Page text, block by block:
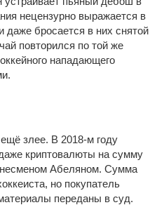
нецензурно выражается в
даже бросается в них снятой
повторился по той же
нападающего
злее. В 2018-м году
криптовалюты на сумму
Абеляном. Сумма
но покупатель
переданы в суд.